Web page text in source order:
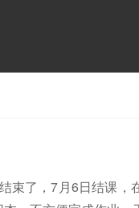
束了，7月6日结课